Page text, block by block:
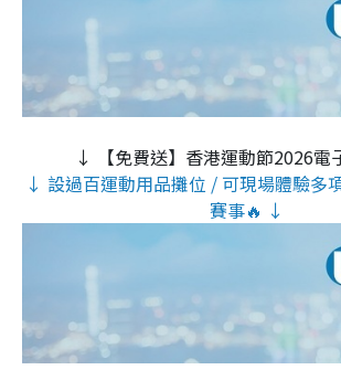
↓ 【免費送】香港運動節2026電
↓ 設過百運動用品攤位 / 可現場體驗多
賽事🔥 ↓